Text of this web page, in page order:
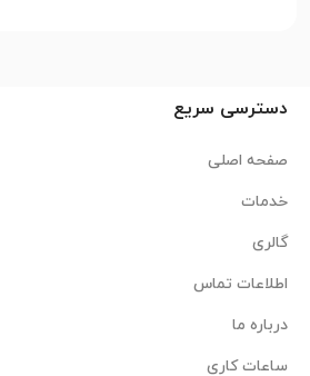
دسترسی سریع
صفحه اصلی
خدمات
گالری
اطلاعات تماس
درباره ما
ساعات کاری